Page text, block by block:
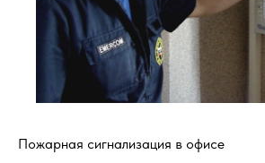
Пожарная сигнализация в офисе